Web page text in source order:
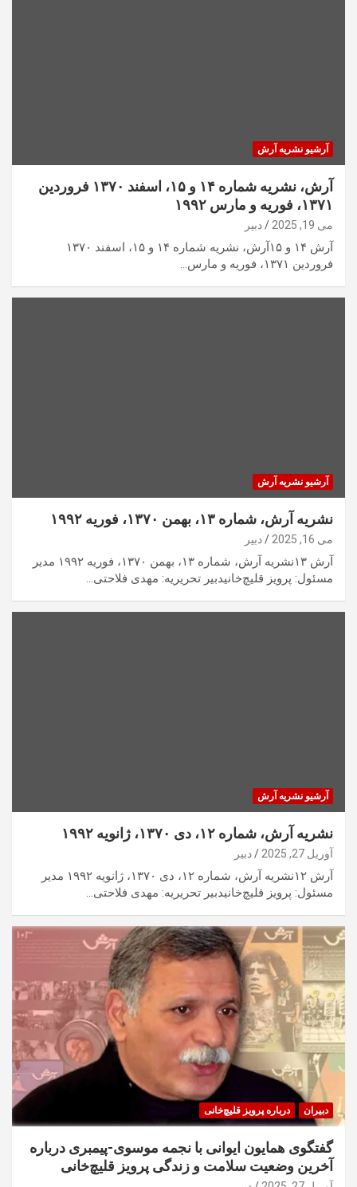
آرشیو نشریه آرش
آرش، نشریه شماره ۱۴ و ۱۵، اسفند ۱۳۷۰ فروردین
۱۳۷۱، فوریه و مارس ۱۹۹۲
می 19, 2025 دبیر
آرش ۱۴ و ۱۵آرش، نشریه شماره ۱۴ و ۱۵، اسفند ۱۳۷۰
فروردین ۱۳۷۱، فوریه و مارس…
آرشیو نشریه آرش
نشریه آرش، شماره ۱۳، بهمن ۱۳۷۰، فوریه ۱۹۹۲
می 16, 2025 دبیر
آرش ۱۳نشریه آرش، شماره ۱۳، بهمن ۱۳۷۰، فوریه ۱۹۹۲ مدیر
مسئول: پرویز قلیچ‌خانیدبیر تحریریه: مهدی فلاحتی…
آرشیو نشریه آرش
نشریه آرش، شماره ۱۲، دی ۱۳۷۰، ژانویه ۱۹۹۲
آوریل 27, 2025 دبیر
آرش ۱۲نشریه آرش، شماره ۱۲، دی ۱۳۷۰، ژانویه ۱۹۹۲ مدیر
مسئول: پرویز قلیچ‌خانیدبیر تحریریه: مهدی فلاحتی…
دبیران درباره پرویز قلیچ‌خانی
گفتگوی همایون ایوانی با نجمه موسوی-پیمبری درباره
آخرین وضعیت سلامت و زندگی پرویز قلیچ‌خانی